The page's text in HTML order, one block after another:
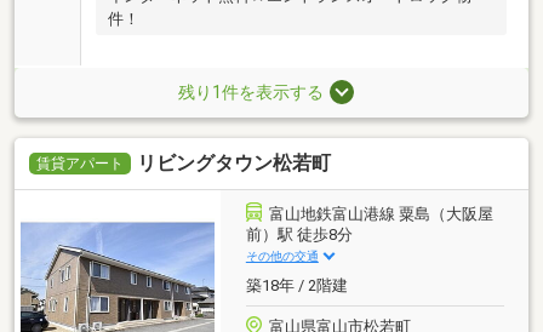
件！
残り1件を表示する
賃貸アパート リビングタウン松若町
富山地鉄富山港線 粟島（大阪屋
前）駅 徒歩8分
その他の交通
築18年 / 2階建
富山県富山市松若町